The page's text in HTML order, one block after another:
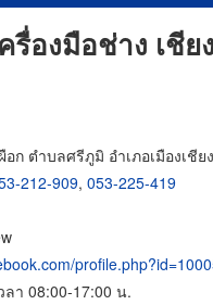
องมือช่าง เชีย
ก ตำบลศรีภูมิ อำเภอเมืองเชี
212-909, 053-225-419
ลา 08:00-17:00 น.